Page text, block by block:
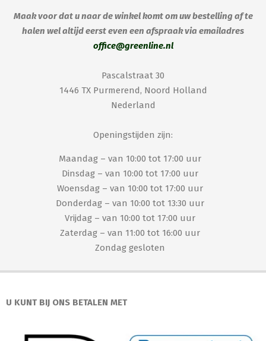
Maak voor dat u naar de winkel komt om uw bestelling af te
halen wel altijd eerst even een afspraak via emailadres
office@greenline.nl
Pascalstraat 30
1446 TX Purmerend, Noord Holland
Nederland
Openingstijden zijn:
Maandag – van 10:00 tot 17:00 uur
Dinsdag – van 10:00 tot 17:00 uur
Woensdag – van 10:00 tot 17:00 uur
Donderdag – van 10:00 tot 13:30 uur
Vrijdag – van 10:00 tot 17:00 uur
Zaterdag – van 11:00 tot 16:00 uur
Zondag gesloten
U KUNT BIJ ONS BETALEN MET